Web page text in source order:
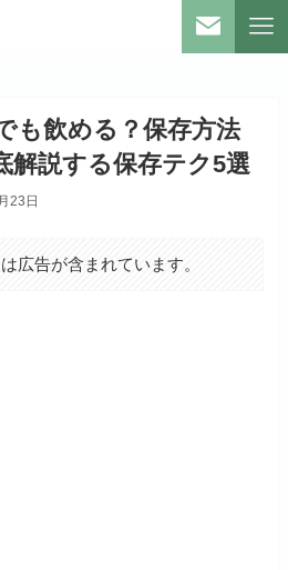
も飲める？保存方法
解説する保存テク5選
23日
広告が含まれています。